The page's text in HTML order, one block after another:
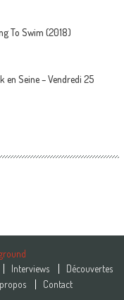
To Swim (2018)
en Seine – Vendredi 25
Interviews
Découvertes
Contact